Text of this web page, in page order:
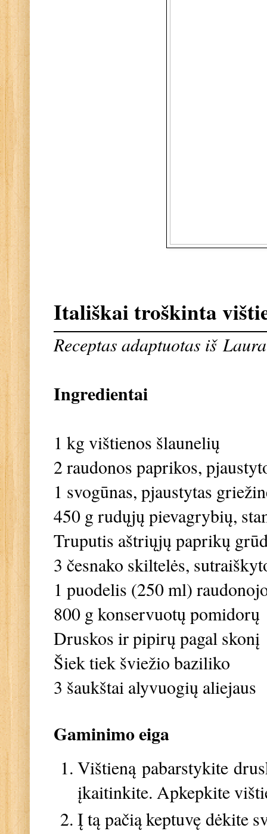
Itališkai troškinta
Receptas adaptuotas iš
Ingredientai
1 kg vištienos šlaunelių
2 raudonos paprikos,
1 svogūnas, pjaustytas
450 g rudųjų pievagrybių,
Truputis aštriųjų paprikų
3 česnako skiltelės,
1 puodelis (250 ml)
800 g konservuotų pomidorų
Druskos ir pipirų pagal skonį
Šiek tiek šviežio baziliko
3 šaukštai alyvuogių aliejaus
Gaminimo eiga
Vištieną pabarstykite
įkaitinkite. Apkepkite
Į tą pačią keptuvę dėkite